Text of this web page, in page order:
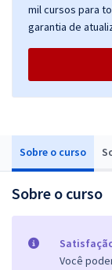
Sobre o curso
Sobre o curso
Você
mil cursos para
garantia de